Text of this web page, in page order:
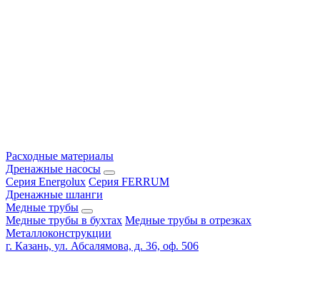
Расходные материалы
Дренажные насосы
Серия Energolux Серия FERRUM
Дренажные шланги
Медные трубы
Медные трубы в бухтах Медные трубы в отрезках
Металлоконструкции
г. Казань, ул. Абсалямова, д. 36, оф. 506